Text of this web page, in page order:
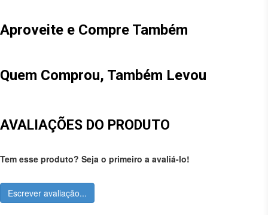
Aproveite e Compre Também
Quem Comprou, Também Levou
AVALIAÇÕES DO PRODUTO
Tem esse produto? Seja o primeiro a avaliá-lo!
Escrever avaliação...